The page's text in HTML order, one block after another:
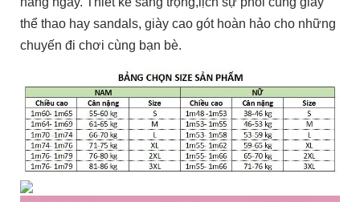
thể thao hay sandals, giày cao gót hoàn hảo cho những
chuyến đi chơi cùng bạn bè.